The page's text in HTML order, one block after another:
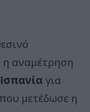
η αναμέτρηση
Ισπανία για
μετέδωσε η